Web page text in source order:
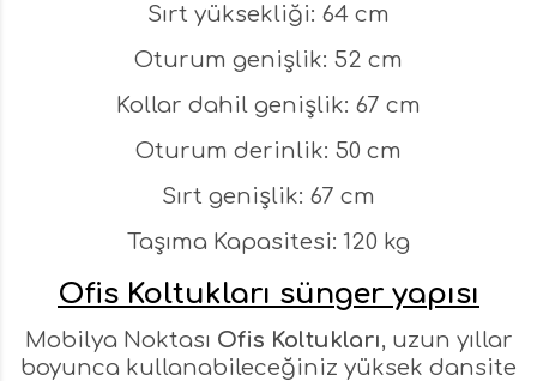
Sırt yüksekliği: 64 cm
Oturum genişlik: 52 cm
Kollar dahil genişlik: 67 cm
Oturum derinlik: 50 cm
Sırt genişlik: 67 cm
Taşıma Kapasitesi: 120 kg
Ofis Koltukları sünger yapısı
Mobilya Noktası Ofis Koltukları, uzun yıllar
boyunca kullanabileceğiniz yüksek dansite